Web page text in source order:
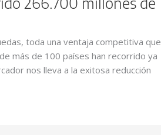
toda una ventaja competitiva que
más de 100 países han recorrido ya
nos lleva a la exitosa reducción